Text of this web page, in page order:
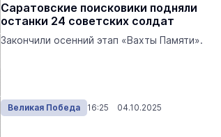
Саратовские поисковики подняли
останки 24 советских солдат
Закончили осенний этап «Вахты Памяти».
Великая Победа 16:25 04.10.2025